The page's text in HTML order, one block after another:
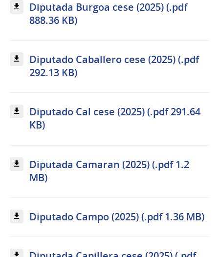
Diputada Burgoa cese (2025) (.pdf
888.36 KB)
Diputado Caballero cese (2025) (.pdf
292.13 KB)
Diputado Cal cese (2025) (.pdf 291.64
KB)
Diputada Camaran (2025) (.pdf 1.2
MB)
Diputado Campo (2025) (.pdf 1.36 MB)